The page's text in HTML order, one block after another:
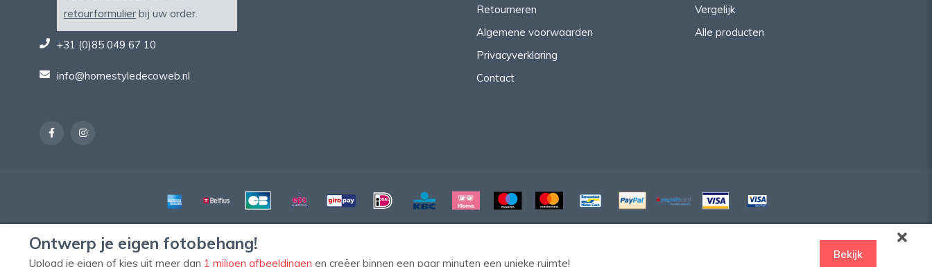
retourformulier bij uw order.
+31 (0)85 049 67 10
info@homestyledecoweb.nl
Retourneren
Algemene voorwaarden
Privacyverklaring
Contact
Vergelijk
Alle producten
Ontwerp je eigen fotobehang!
Upload je eigen of kies uit meer dan 1 miljoen afbeeldingen en creëer binnen een paar minuten een unieke ruimte!
Bekijk